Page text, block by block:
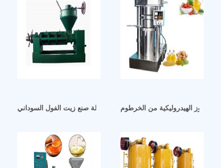
آلة صنع زيت الفول السوداني السليمانية آلة صنع زيت الفول السوداني
واللوز الهيدروليكية من الخرطوم